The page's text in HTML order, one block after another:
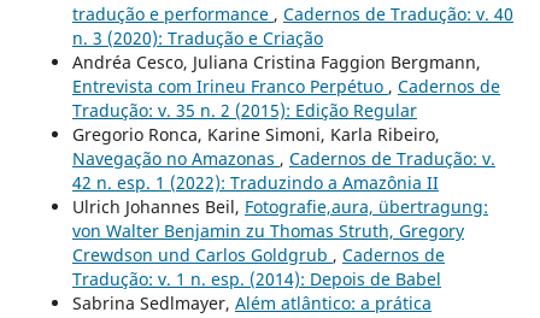
tradução e performance , Cadernos de Tradução: v. 40
n. 3 (2020): Tradução e Criação
Andréa Cesco, Juliana Cristina Faggion Bergmann,
Entrevista com Irineu Franco Perpétuo , Cadernos de
Tradução: v. 35 n. 2 (2015): Edição Regular
Gregorio Ronca, Karine Simoni, Karla Ribeiro,
Navegação no Amazonas , Cadernos de Tradução: v.
42 n. esp. 1 (2022): Traduzindo a Amazônia II
Ulrich Johannes Beil, Fotografie,aura, übertragung:
von Walter Benjamin zu Thomas Struth, Gregory
Crewdson und Carlos Goldgrub , Cadernos de
Tradução: v. 1 n. esp. (2014): Depois de Babel
Sabrina Sedlmayer, Além atlântico: a prática